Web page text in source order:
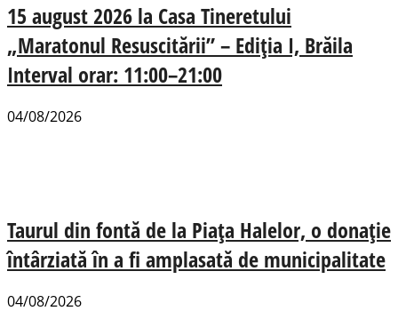
15 august 2026 la Casa Tineretului
„Maratonul Resuscitării” – Ediția I, Brăila
Interval orar: 11:00–21:00
04/08/2026
Taurul din fontă de la Piața Halelor, o donație
întârziată în a fi amplasată de municipalitate
04/08/2026